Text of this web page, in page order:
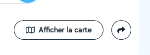
Afficher la carte